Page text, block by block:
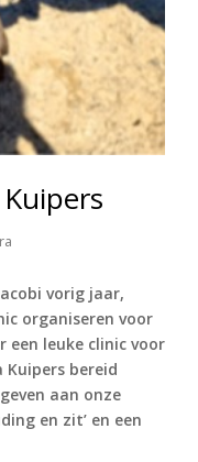
vorig jaar,
organiseren voor
een leuke clinic voor
Kuipers bereid
aan onze
en zit’ en een